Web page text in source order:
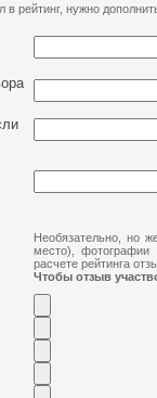
в рейтинг, нужно
Необязательно, но
место), фотографии
расчете рейтинга
Чтобы отзыв